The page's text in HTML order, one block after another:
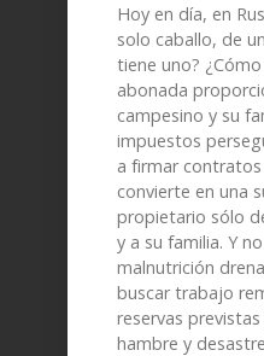
Hoy en día, en
solo caballo, de
tiene uno?
abonada
campesino y su
impuestos
a firmar
convierte en una
propietario sólo
y a su familia. Y
malnutrición
buscar trabajo
reservas
hambre y